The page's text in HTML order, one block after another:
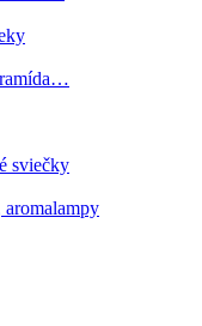
sviečky